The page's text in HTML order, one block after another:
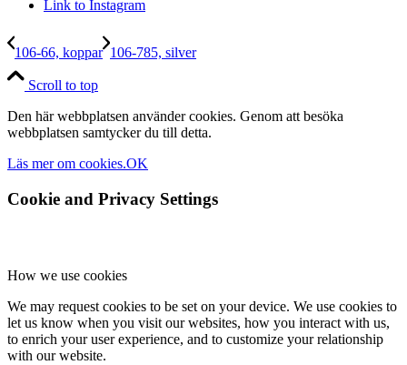
Link to Instagram
106-66, koppar 106-785, silver
Scroll to top
Den här webbplatsen använder cookies. Genom att besöka
webbplatsen samtycker du till detta.
Läs mer om cookies.OK
Cookie and Privacy Settings
How we use cookies
We may request cookies to be set on your device. We use cookies to
let us know when you visit our websites, how you interact with us,
to enrich your user experience, and to customize your relationship
with our website.